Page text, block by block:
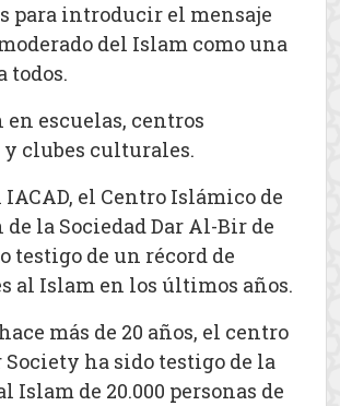
para introducir el mensaje
del Islam como una
todos.
en escuelas, centros
clubes culturales.
el Centro Islámico de
la Sociedad Dar Al-Bir de
testigo de un récord de
al Islam en los últimos años.
más de 20 años, el centro
Society ha sido testigo de la
Islam de 20.000 personas de